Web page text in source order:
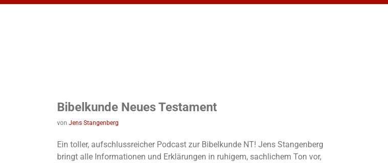
Bibelkunde Neues Testament
von Jens Stangenberg
Ein toller, aufschlussreicher Podcast zur Bibelkunde NT! Jens Stangenberg
bringt alle Informationen und Erklärungen in ruhigem, sachlichem Ton vor,